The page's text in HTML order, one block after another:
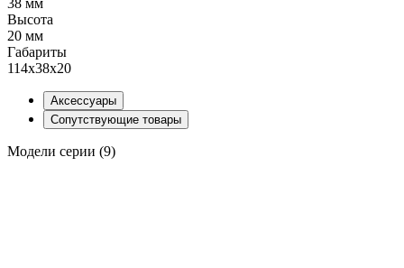
Высота
20 мм
Габариты
114x38x20
Аксессуары
Сопутствующие товары
Модели серии (9)